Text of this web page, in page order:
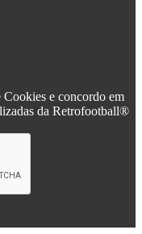
e concordo em
da Retrofootball®